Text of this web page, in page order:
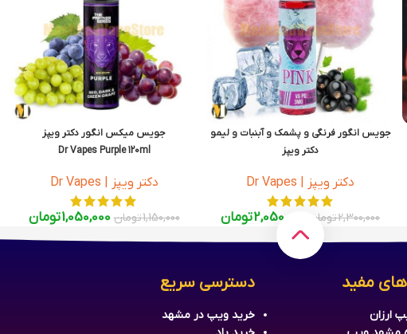
جویس انگور فرنگی و پشمک و آبنبات و لیمو
دکتر ویپز
دکتر ویپز | Dr Vapes
2,300,000تومان 2,050,000تومان
جویس میکس انگور دکتر ویپز
Dr Vapes Purple 120ml
دکتر ویپز | Dr Vapes
1,150,000تومان 1,050,000تومان
مفید
ارزان
دسترسی سریع
خریدویپدر مشهد